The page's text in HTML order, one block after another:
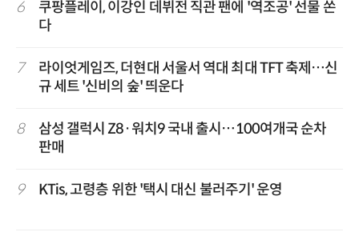
6
쿠팡플레이, 이강인 데뷔전 직관 팬에 '역조공' 선물 쏜
다
7
라이엇게임즈, 더현대 서울서 역대 최대 TFT 축제…신
규 세트 '신비의 숲' 띄운다
8
삼성 갤럭시 Z8·워치9 국내 출시…100여개국 순차
판매
9 KTis, 고령층 위한 '택시 대신 불러주기' 운영